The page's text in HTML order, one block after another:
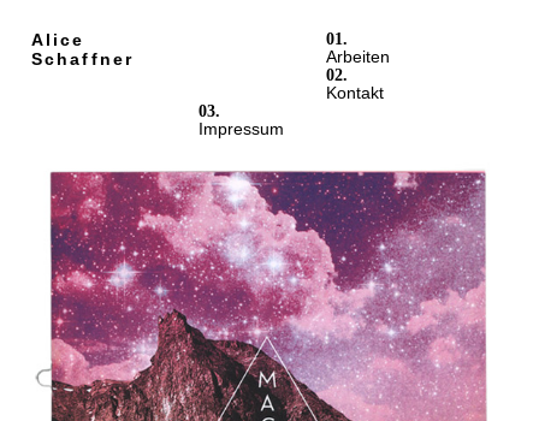
Alice
Schaffner
01.
Arbeiten
02.
Kontakt
03.
Impressum